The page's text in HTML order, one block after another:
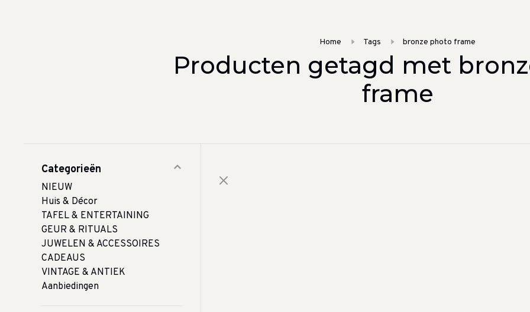
Home Tags bronze photo frame
Producten getagd met
frame
Categorieën
NIEUW
Huis & Décor
TAFEL & ENTERTAINING
GEUR & RITUALS
JUWELEN & ACCESSOIRES
CADEAUS
VINTAGE & ANTIEK
Aanbiedingen